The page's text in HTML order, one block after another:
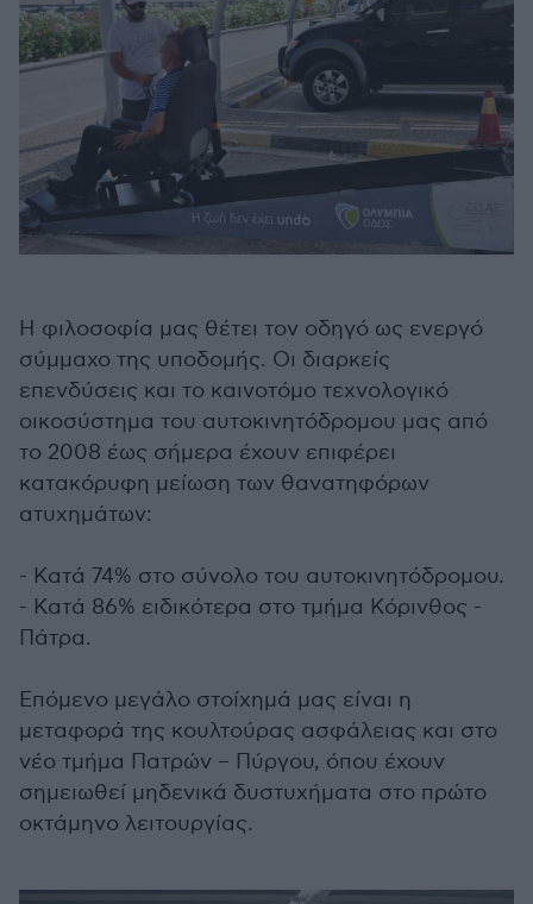
Η φιλοσοφία μας θέτει τον οδηγό ως ενεργό
σύμμαχο της υποδομής. Οι διαρκείς
επενδύσεις και το καινοτόμο τεχνολογικό
οικοσύστημα του αυτοκινητόδρομου μας από
το 2008 έως σήμερα έχουν επιφέρει
κατακόρυφη μείωση των θανατηφόρων
ατυχημάτων:
- Κατά 74% στο σύνολο του αυτοκινητόδρομου.
- Κατά 86% ειδικότερα στο τμήμα Κόρινθος -
Πάτρα.
Επόμενο μεγάλο στοίχημά μας είναι η
μεταφορά της κουλτούρας ασφάλειας και στο
νέο τμήμα Πατρών – Πύργου, όπου έχουν
σημειωθεί μηδενικά δυστυχήματα στο πρώτο
οκτάμηνο λειτουργίας.